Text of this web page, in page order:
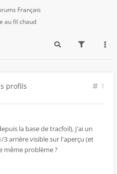
Français
au fil chaud
profils
1
la base de tracfoil), j'ai un
arrière visible sur l'aperçu (et
même problème ?